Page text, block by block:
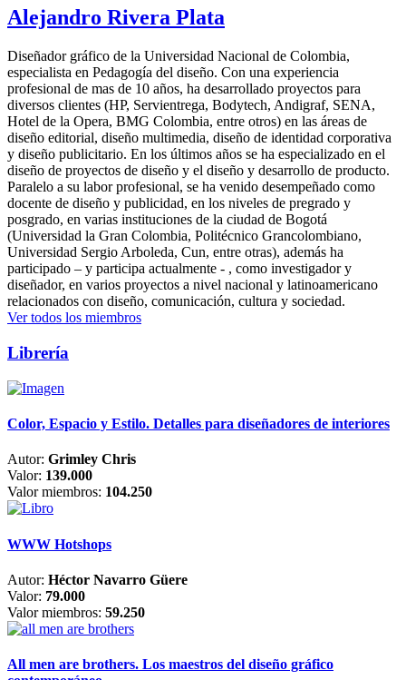
Alejandro Rivera Plata
Diseñador gráfico de la Universidad Nacional de Colombia,
especialista en Pedagogía del diseño. Con una experiencia
profesional de mas de 10 años, ha desarrollado proyectos para
diversos clientes (HP, Servientrega, Bodytech, Andigraf, SENA,
Hotel de la Opera, BMG Colombia, entre otros) en las áreas de
diseño editorial, diseño multimedia, diseño de identidad corporativa
y diseño publicitario. En los últimos años se ha especializado en el
diseño de proyectos de diseño y el diseño y desarrollo de producto.
Paralelo a su labor profesional, se ha venido desempeñado como
docente de diseño y publicidad, en los niveles de pregrado y
posgrado, en varias instituciones de la ciudad de Bogotá
(Universidad la Gran Colombia, Politécnico Grancolombiano,
Universidad Sergio Arboleda, Cun, entre otras), además ha
participado – y participa actualmente - , como investigador y
diseñador, en varios proyectos a nivel nacional y latinoamericano
relacionados con diseño, comunicación, cultura y sociedad.
Ver todos los miembros
Librería
Color, Espacio y Estilo. Detalles para diseñadores de interiores
Autor: Grimley Chris
Valor: 139.000
Valor miembros: 104.250
WWW Hotshops
Autor: Héctor Navarro Güere
Valor: 79.000
Valor miembros: 59.250
All men are brothers. Los maestros del diseño gráfico